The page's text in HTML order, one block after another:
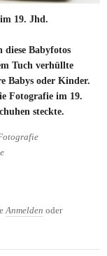
19. Jhd.
Babyfotos
Tuch verhüllte
Babys oder Kinder.
Fotografie im 19.
steckte.
im 19. Jhd.
Anmelden oder